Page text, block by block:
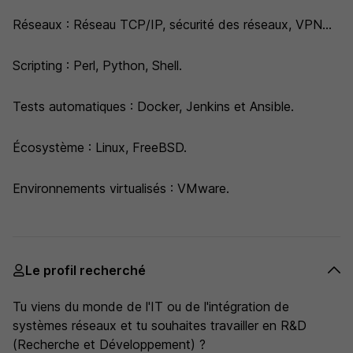
Réseaux : Réseau TCP/IP, sécurité des réseaux, VPN...
Scripting : Perl, Python, Shell.
Tests automatiques : Docker, Jenkins et Ansible.
Écosystème : Linux, FreeBSD.
Environnements virtualisés : VMware.
Le profil recherché
Tu viens du monde de l'IT ou de l'intégration de
systèmes réseaux et tu souhaites travailler en R&D
(Recherche et Développement) ?